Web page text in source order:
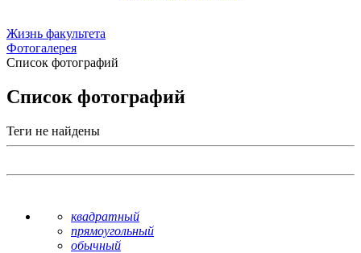
Жизнь факультета
Фотогалерея
Список фотографий
Список фотографий
Теги не найдены
квадратный
прямоугольный
обычный